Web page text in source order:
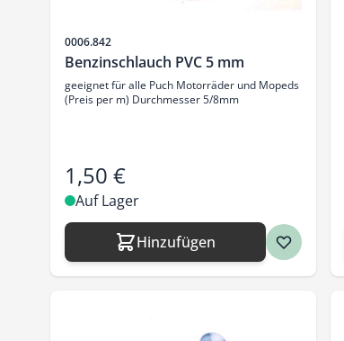
Artikelnr.
0006.842
Benzinschlauch PVC 5 mm
geeignet für alle Puch Motorräder und Mopeds
(Preis per m) Durchmesser 5/8mm
1,50 €
Auf Lager
Hinzufügen